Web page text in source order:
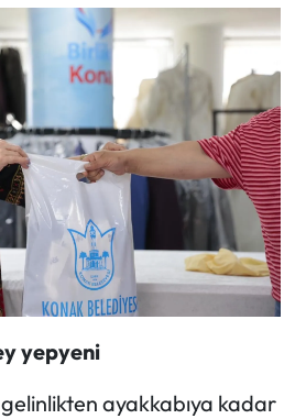
yepyeni
ayakkabıya kadar